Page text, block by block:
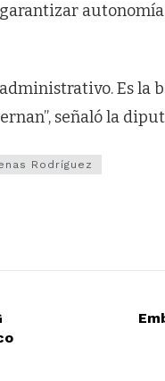
Es la
señaló la
Rodríguez